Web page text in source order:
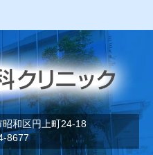
和区円上町24-18
8677